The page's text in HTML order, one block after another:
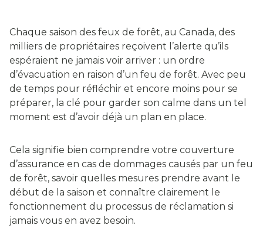
Chaque saison des feux de forêt, au Canada, des
milliers de propriétaires reçoivent l’alerte qu’ils
espéraient ne jamais voir arriver : un ordre
d’évacuation en raison d’un feu de forêt. Avec peu
de temps pour réfléchir et encore moins pour se
préparer, la clé pour garder son calme dans un tel
moment est d’avoir déjà un plan en place.
Cela signifie bien comprendre votre couverture
d’assurance en cas de dommages causés par un feu
de forêt, savoir quelles mesures prendre avant le
début de la saison et connaître clairement le
fonctionnement du processus de réclamation si
jamais vous en avez besoin.